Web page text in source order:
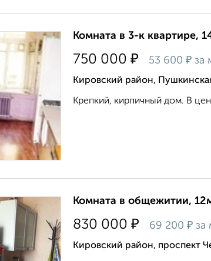
Комната в 3-к квартире,
750 000 ₽ 53 600 ₽ за
Кировский район,
Крепкий, кирпичный дом. В
Комната в общежитии,
830 000 ₽ 69 200 ₽ за
Кировский район, проспект